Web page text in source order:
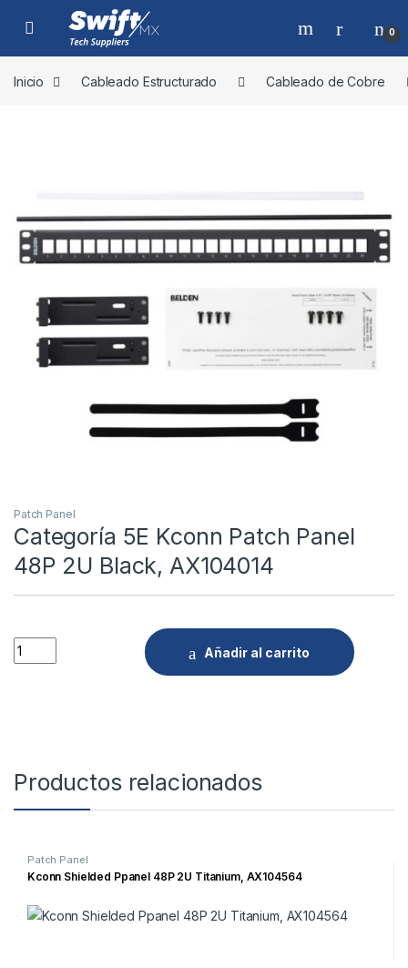
Skip to navigation
Skip to content
0
Inicio Cableado Estructurado Cableado de Cobre
Patch Panel
Categoría 5E Kconn Patch Panel
48P 2U Black, AX104014
Quantity
Añadir al carrito
Productos relacionados
Patch Panel
Kconn Shielded Ppanel 48P 2U Titanium, AX104564